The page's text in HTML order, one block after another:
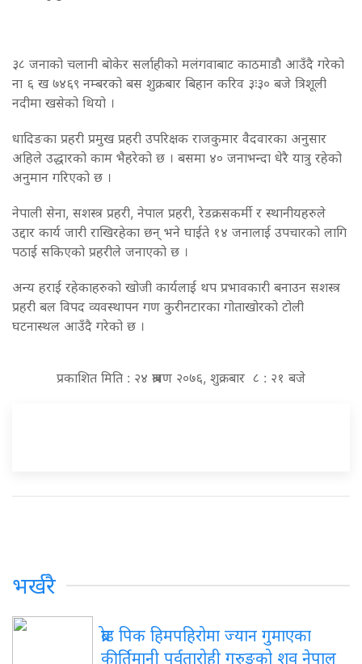
३८ जनाको चलानी बोकेर सर्लाहीको मलंगवाबाट काठमाडौ आउँदै गरेको
ना ६ ख ७४६९ नम्बरको बस शुक्रबार बिहान करिव ३ः३० बजे त्रिशूली
नदीमा खसेको थियो ।
धादिङका प्रहरी प्रमुख प्रहरी उपरिक्षक राजकुमार वैदवारका अनुसार
अहिले उद्धारको काम भैहरेको छ । बसमा ४० जनाभन्दा धेरै यात्रु रहेको
अनुमान गरिएको छ ।
नेपाली सेना, सशस्त्र प्रहरी, नेपाल प्रहरी, रेडक्रसकर्मी र स्थानीयहरुले
उद्दार कार्य जारी राखिरहेका छन् भने घाईते १४ जनालाई उपचारको लागि
पठाई सकिएको प्रहरीले जनाएको छ ।
अन्य हराई रहेकाहरुको खोजी कार्यलाई थप प्रभावकारी बनाउन सशस्त्र
प्रहरी बल विपद व्यवस्थापन गण कुरीनटारका गोताखोरको टोली
घटनास्थल आउँदै गरेको छ ।
प्रकाशित मिति : २४ श्रावण २०७६, शुक्रबार ८ : २१ बजे
भर्खरै
ब्रोड पिक हिमपहिरोमा ज्यान गुमाएका
कीर्तिमानी पर्वतारोही गुरुङको शव नेपाल